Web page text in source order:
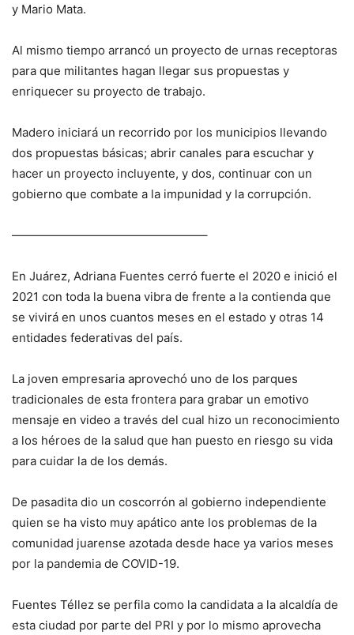
y Mario Mata.
Al mismo tiempo arrancó un proyecto de urnas receptoras
para que militantes hagan llegar sus propuestas y
enriquecer su proyecto de trabajo.
Madero iniciará un recorrido por los municipios llevando
dos propuestas básicas; abrir canales para escuchar y
hacer un proyecto incluyente, y dos, continuar con un
gobierno que combate a la impunidad y la corrupción.
————————————————–
En Juárez, Adriana Fuentes cerró fuerte el 2020 e inició el
2021 con toda la buena vibra de frente a la contienda que
se vivirá en unos cuantos meses en el estado y otras 14
entidades federativas del país.
La joven empresaria aprovechó uno de los parques
tradicionales de esta frontera para grabar un emotivo
mensaje en video a través del cual hizo un reconocimiento
a los héroes de la salud que han puesto en riesgo su vida
para cuidar la de los demás.
De pasadita dio un coscorrón al gobierno independiente
quien se ha visto muy apático ante los problemas de la
comunidad juarense azotada desde hace ya varios meses
por la pandemia de COVID-19.
Fuentes Téllez se perfila como la candidata a la alcaldía de
esta ciudad por parte del PRI y por lo mismo aprovecha